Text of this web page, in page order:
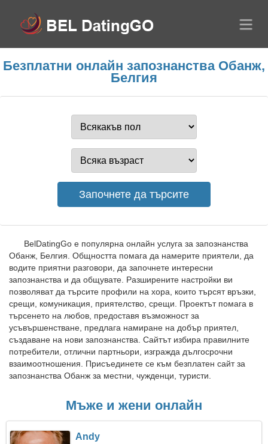
Безплатни онлайн запознанства Обанж,
Белгия
BelDatingGo е популярна онлайн услуга за запознанства
Обанж, Белгия. Общността помага да намерите приятели, да
водите приятни разговори, да започнете интересни
запознанства и да общувате. Разширените настройки ви
позволяват да търсите профили на хора, които търсят връзки,
срещи, комуникация, приятелство, срещи. Проектът помага в
търсенето на любов, предоставя възможност за
усъвършенстване, предлага намиране на добър приятел,
създаване на нови запознанства. Сайтът избира правилните
потребители, отлични партньори, изгражда дългосрочни
взаимоотношения. Присъединете се към безплатен сайт за
запознанства Обанж за местни, чужденци, туристи.
Мъже и жени онлайн
Andy